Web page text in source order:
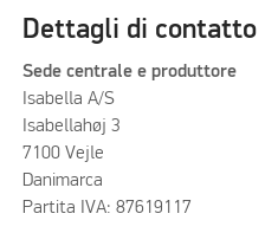
Dettagli di contatto
Sede centrale e produttore
Isabella A/S
Isabellahøj 3
7100 Vejle
Danimarca
Partita IVA: 87619117